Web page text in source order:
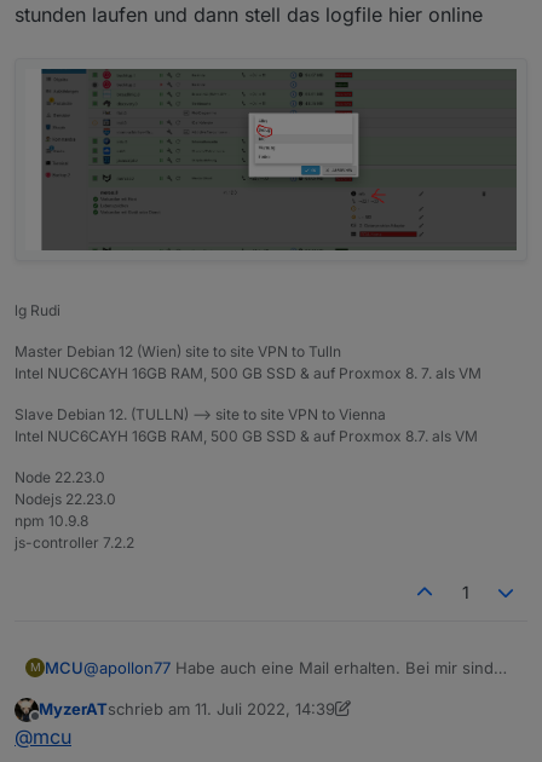
meross.0
meross.0
2022-07-11 15:29:30.190	info	Can not get
meross.0
2022-07-11 15:28:53.602	warn	Can not get
stunden laufen und dann stell das logfile hier online
lg Rudi
Master Debian 12 (Wien) site to site VPN to Tulln
Intel NUC6CAYH 16GB RAM, 500 GB SSD & auf Proxmox 8. 7. als VM
Slave Debian 12. (TULLN) --> site to site VPN to Vienna
Intel NUC6CAYH 16GB RAM, 500 GB SSD & auf Proxmox 8.7. als VM
Node 22.23.0
Nodejs 22.23.0
npm 10.9.8
js-controller 7.2.2
1
M MCU@apollon77 Habe auch eine Mail erhalten. Bei mir sind
die Meldungen, aber im Abstand von ca 90 Sekunden?:
meross.0
MyzerATschrieb am 11. Juli 2022, 14:39
zuletzt editiert von MyzerAT7. Nov. 2022, 16:40
@mcu